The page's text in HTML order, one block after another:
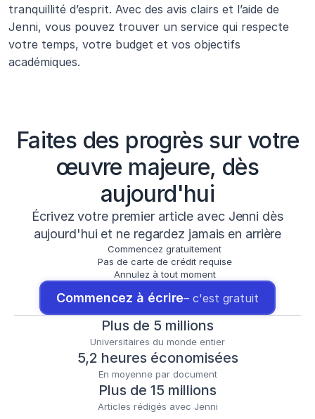
tranquillité d’esprit. Avec des avis clairs et l’aide de
Jenni, vous pouvez trouver un service qui respecte
votre temps, votre budget et vos objectifs
académiques.
Faites des progrès sur votre
œuvre majeure, dès
aujourd'hui
Écrivez votre premier article avec Jenni dès
aujourd'hui et ne regardez jamais en arrière
Commencez gratuitement
Pas de carte de crédit requise
Annulez à tout moment
Commencez à écrire– c'est gratuit
Plus de 5 millions
Universitaires du monde entier
5,2 heures économisées
En moyenne par document
Plus de 15 millions
Articles rédigés avec Jenni